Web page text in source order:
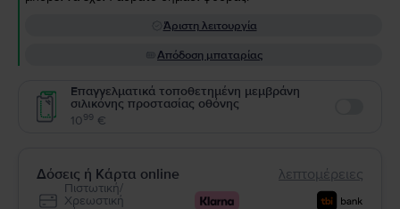
Άριστη λειτουργία
Απόδοση μπαταρίας
Επαγγελματικά τοποθετημένη μεμβράνη
σιλικόνης προστασίας οθόνης
1099 €
Δόσεις ή Κάρτα online λεπτομέρειες
Πιστωτική/
Χρεωστική